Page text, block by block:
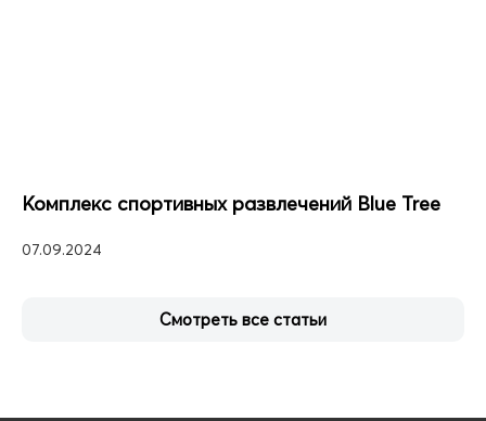
Комплекс спортивных развлечений Blue Tree
07.09.2024
Смотреть все статьи